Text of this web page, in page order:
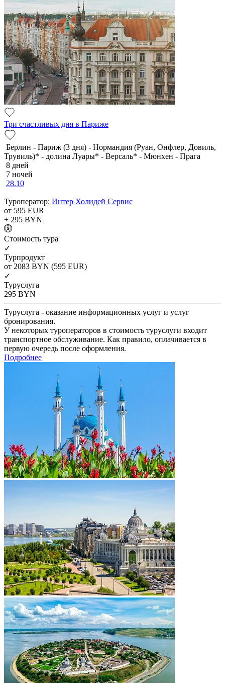
Три счастливых дня в Париже
Берлин - Париж (3 дня) - Нормандия (Руан, Онфлер, Довиль,
Трувиль)* - долина Луары* - Версаль* - Мюнхен - Прага
8 дней
7 ночей
28.10
Туроператор: Интер Холидей Сервис
от 595 EUR
+ 295 BYN
Cтоимость тура
✓
Турпродукт
от 2083 BYN (595 EUR)
✓
Туруслуга
295 BYN
Туруслуга - оказание информационных услуг и услуг
бронирования.
У некоторых туроператоров в стоимость туруслуги входит
транспортное обслуживание. Как правило, оплачивается в
первую очередь после оформления.
Подробнее